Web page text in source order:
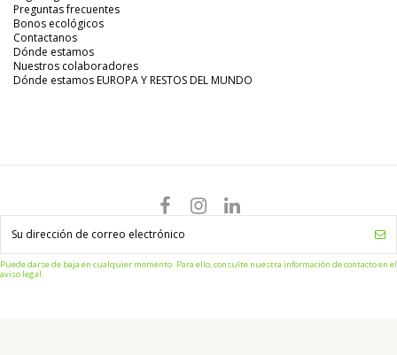
Preguntas frecuentes
Bonos ecológicos
Contactanos
Dónde estamos
Nuestros colaboradores
Dónde estamos EUROPA Y RESTOS DEL MUNDO
Puede darse de baja en cualquier momento. Para ello, consulte nuestra información de contacto en el
aviso legal.